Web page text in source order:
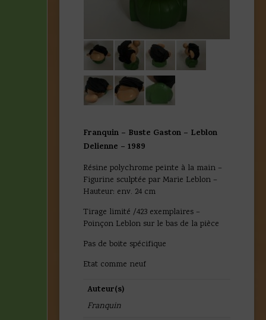
Franquin – Buste Gaston – Leblon
Delienne – 1989
Résine polychrome peinte à la main –
Figurine sculptée par Marie Leblon –
Hauteur: env. 24 cm
Tirage limité /423 exemplaires –
Poinçon Leblon sur le bas de la pièce
Pas de boite spécifique
Etat comme neuf
Auteur(s)
Franquin